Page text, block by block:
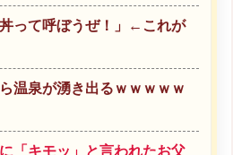
って呼ぼうぜ！」←これが
温泉が湧き出るｗｗｗｗｗ
「キモッ」と言われたお父